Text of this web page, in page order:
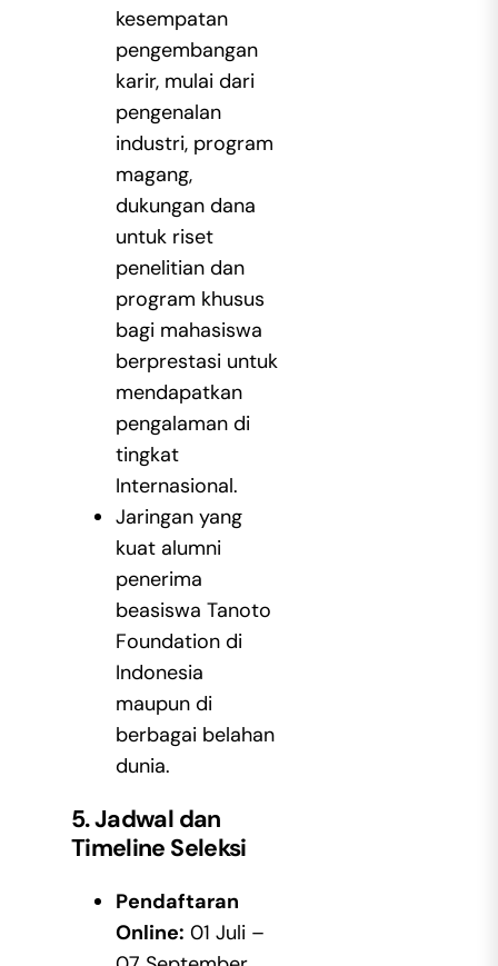
kesempatan
pengembangan
karir, mulai dari
pengenalan
industri, program
magang,
dukungan dana
untuk riset
penelitian dan
program khusus
bagi mahasiswa
berprestasi untuk
mendapatkan
pengalaman di
tingkat
Internasional.
Jaringan yang
kuat alumni
penerima
beasiswa Tanoto
Foundation di
Indonesia
maupun di
berbagai belahan
dunia.
5. Jadwal dan
Timeline Seleksi
Pendaftaran
Online: 01 Juli –